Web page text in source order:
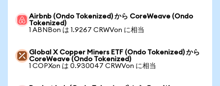
Airbnb (Ondo Tokenized) から CoreWeave (Ondo
Tokenized)
1 ABNBon は 1.9267 CRWVon に相当
Global X Copper Miners ETF (Ondo Tokenized) から
CoreWeave (Ondo Tokenized)
1 COPXon は 0.930047 CRWVon に相当